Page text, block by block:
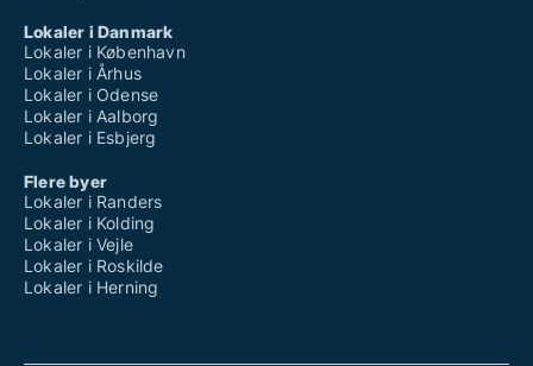
Lokaler i Danmark
Lokaler i København
Lokaler i Århus
Lokaler i Odense
Lokaler i Aalborg
Lokaler i Esbjerg
Flere byer
Lokaler i Randers
Lokaler i Kolding
Lokaler i Vejle
Lokaler i Roskilde
Lokaler i Herning